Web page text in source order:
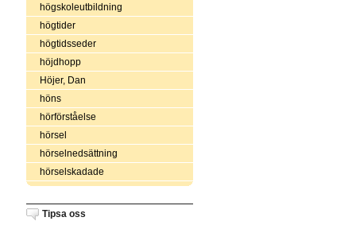
högskoleutbildning
högtider
högtidsseder
höjdhopp
Höjer, Dan
höns
hörförståelse
hörsel
hörselnedsättning
hörselskadade
Tipsa oss